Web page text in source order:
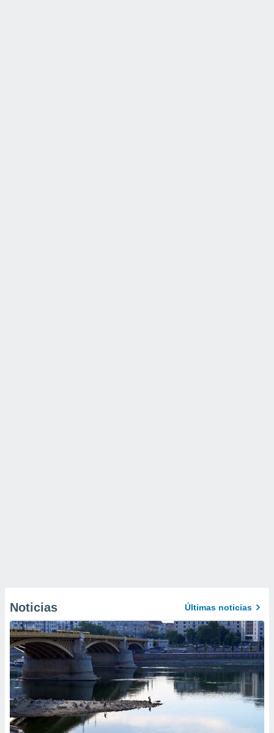
Noticias Últimas noticias